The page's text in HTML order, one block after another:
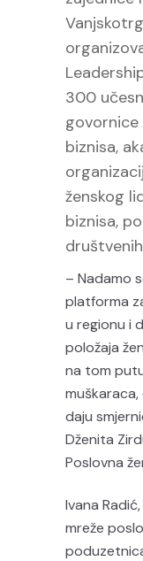
300
govornice
biznisa,
ženskog
biznisa,
– Nadamo
platforma
u regionu i
položaja
na tom
daju
Dženita
Poslovna
Ivana
mreže